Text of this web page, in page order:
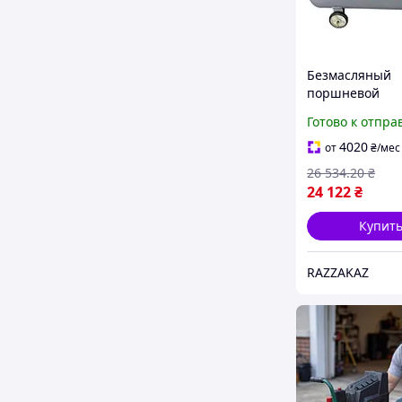
Безмасляный
поршневой
mof1680 3
ресивер 120 л
давление 8
стоматологии
производства
Готово к
от4020₴/мес
24 122₴
26 534.20 ₴
RAZZAKAZ